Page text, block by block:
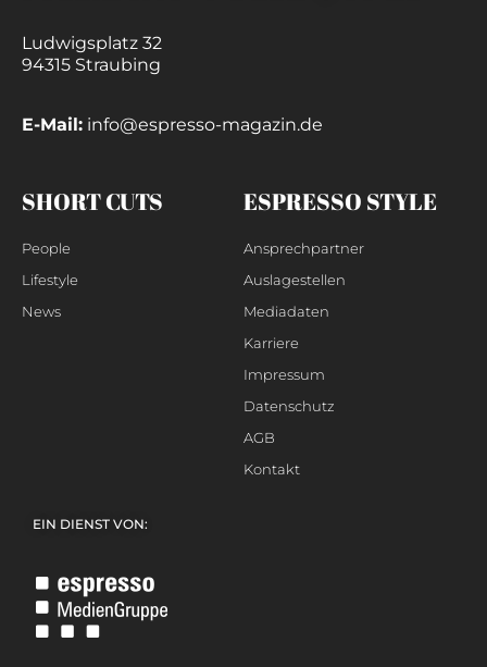
Ludwigsplatz 32
94315 Straubing
E-Mail: info@espresso-magazin.de
SHORT CUTS
People
Lifestyle
News
ESPRESSO STYLE
Ansprechpartner
Auslagestellen
Mediadaten
Karriere
Impressum
Datenschutz
AGB
Kontakt
EIN DIENST VON: